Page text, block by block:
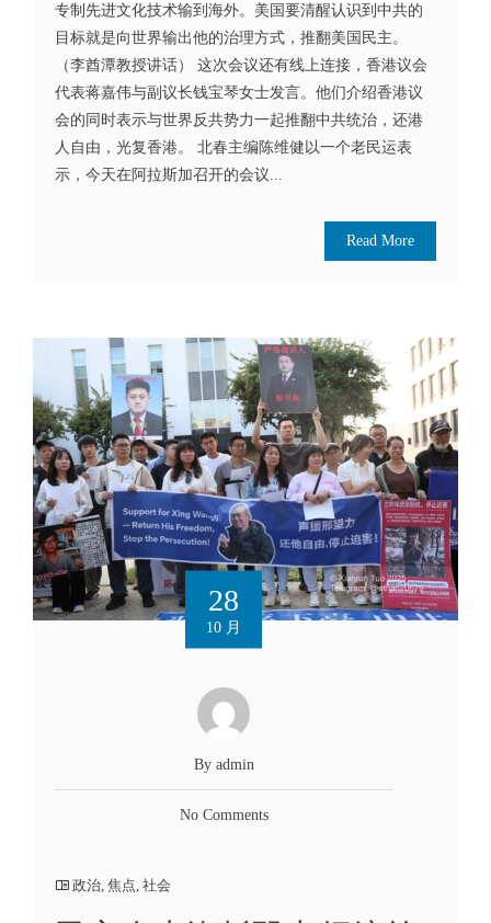
专制先进文化技术输到海外。美国要清醒认识到中共的
目标就是向世界输出他的治理方式，推翻美国民主。
（李酋潭教授讲话） 这次会议还有线上连接，香港议会
代表蒋嘉伟与副议长钱宝琴女士发言。他们介绍香港议
会的同时表示与世界反共势力一起推翻中共统治，还港
人自由，光复香港。 北春主编陈维健以一个老民运表
示，今天在阿拉斯加召开的会议...
Read More
28
10 月
By admin
No Comments
政治, 焦点, 社会